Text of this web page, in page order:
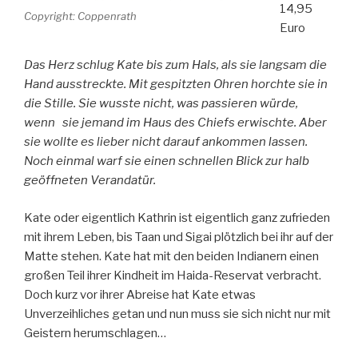
Copyright: Coppenrath
14,95
Euro
Das Herz schlug Kate bis zum Hals, als sie langsam die
Hand ausstreckte. Mit gespitzten Ohren horchte sie in
die Stille. Sie wusste nicht, was passieren würde,
wenn sie jemand im Haus des Chiefs erwischte. Aber
sie wollte es lieber nicht darauf ankommen lassen.
Noch einmal warf sie einen schnellen Blick zur halb
geöffneten Verandatür.
Kate oder eigentlich Kathrin ist eigentlich ganz zufrieden
mit ihrem Leben, bis Taan und Sigai plötzlich bei ihr auf der
Matte stehen. Kate hat mit den beiden Indianern einen
großen Teil ihrer Kindheit im Haida-Reservat verbracht.
Doch kurz vor ihrer Abreise hat Kate etwas
Unverzeihliches getan und nun muss sie sich nicht nur mit
Geistern herumschlagen…